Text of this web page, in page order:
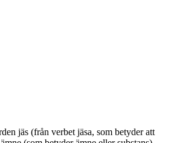
jäs (från verbet jäsa, som betyder att